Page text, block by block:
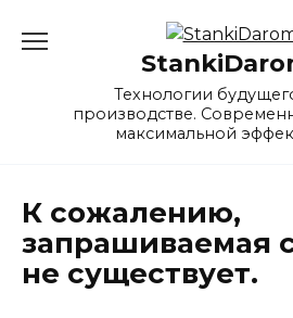
Технологии
производстве.
максимальной
К сожалению,
запрашиваемая
не существует.